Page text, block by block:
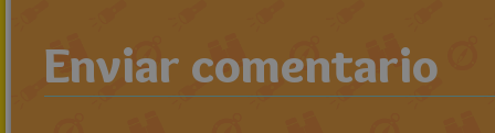
Enviar comentario